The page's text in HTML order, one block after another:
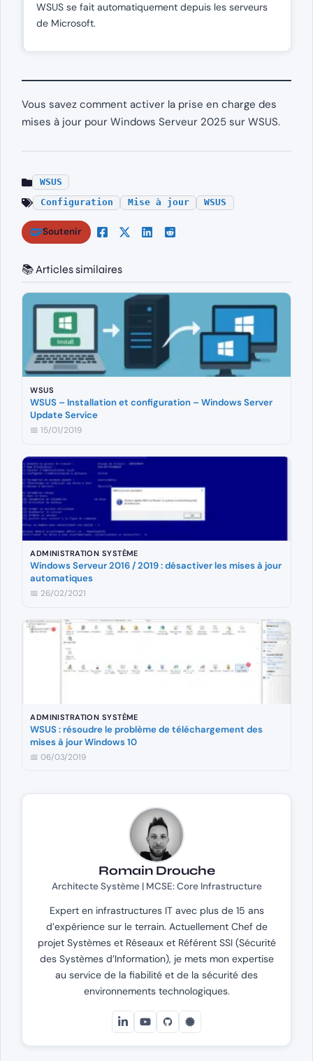
WSUS se fait automatiquement depuis les serveurs
de Microsoft.
Vous savez comment activer la prise en charge des
mises à jour pour Windows Serveur 2025 sur WSUS.
WSUS
Configuration
Mise à jour WSUS
Soutenir
📚 Articles similaires
WSUS
WSUS – Installation et configuration – Windows Server
Update Service
📅 15/01/2019
ADMINISTRATION SYSTÈME
Windows Serveur 2016 / 2019 : désactiver les mises à jour
automatiques
📅 26/02/2021
ADMINISTRATION SYSTÈME
WSUS : résoudre le problème de téléchargement des
mises à jour Windows 10
📅 06/03/2019
Romain Drouche
Architecte Système | MCSE: Core Infrastructure
Expert en infrastructures IT avec plus de 15 ans
d’expérience sur le terrain. Actuellement Chef de
projet Systèmes et Réseaux et Référent SSI (Sécurité
des Systèmes d’Information), je mets mon expertise
au service de la fiabilité et de la sécurité des
environnements technologiques.